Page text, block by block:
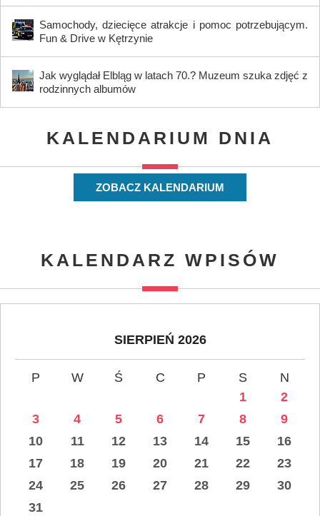
Samochody, dziecięce atrakcje i pomoc potrzebującym.
Fun & Drive w Kętrzynie
Jak wyglądał Elbląg w latach 70.? Muzeum szuka zdjęć z
rodzinnych albumów
KALENDARIUM DNIA
ZOBACZ KALENDARIUM
KALENDARZ WPISÓW
SIERPIEŃ 2026
P W Ś C P S
N
1
2
3
4 5 6 7 8
9
10
11 12 13 14 15
16
17
18 19 20 21 22
23
24
25 26 27 28 29
30
31